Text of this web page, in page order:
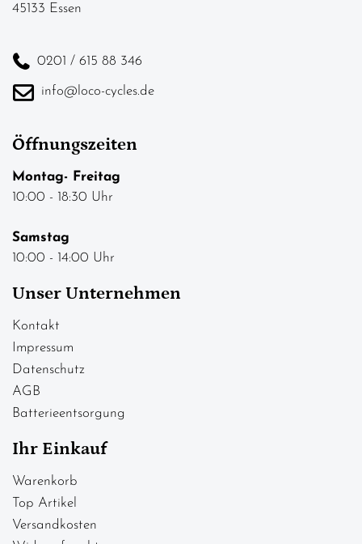
45133 Essen
0201 / 615 88 346
info@loco-cycles.de
Öffnungszeiten
Montag- Freitag
10:00 - 18:30 Uhr
Samstag
10:00 - 14:00 Uhr
Unser Unternehmen
Kontakt
Impressum
Datenschutz
AGB
Batterieentsorgung
Ihr Einkauf
Warenkorb
Top Artikel
Versandkosten